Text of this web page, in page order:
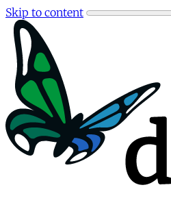
Skip to content